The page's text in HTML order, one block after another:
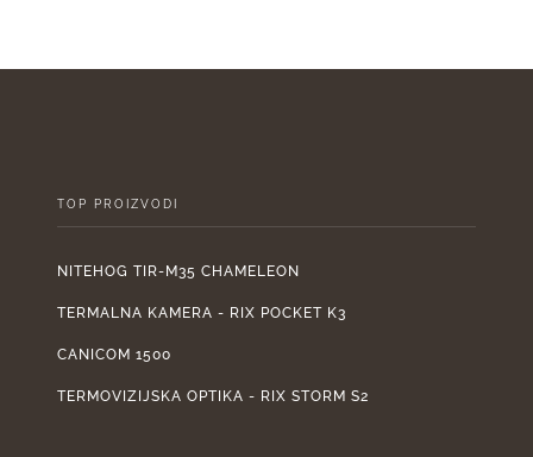
je:
1.899,00 €.
je:
TOP PROIZVODI
NITEHOG TIR-M35 CHAMELEON
TERMALNA KAMERA - RIX POCKET K3
CANICOM 1500
TERMOVIZIJSKA OPTIKA - RIX STORM S2